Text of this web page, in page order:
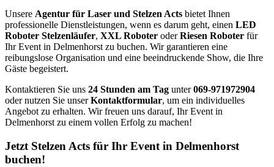
Unsere Agentur für Laser und Stelzen Acts bietet Ihnen
professionelle Dienstleistungen, wenn es darum geht, einen LED
Roboter Stelzenläufer, XXL Roboter oderRiesen Roboter für
Ihr Event in Delmenhorst zu buchen. Wir garantieren eine
reibungslose Organisation und eine beeindruckende Show, die Ihre
Gäste begeistert.
Kontaktieren Sie uns 24 Stunden am Tag unter069-971972904
oder nutzen Sie unserKontaktformular, um ein individuelles
Angebot zu erhalten. Wir freuen uns darauf, Ihr Event in
Delmenhorst zu einem vollen Erfolg zu machen!
Jetzt Stelzen Acts für Ihr Event in Delmenhorst
buchen!